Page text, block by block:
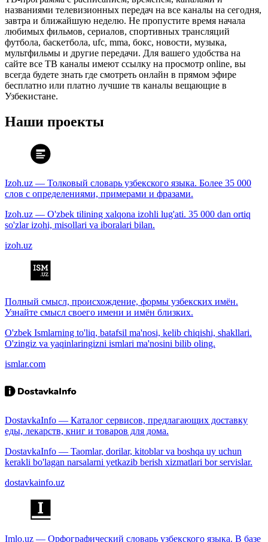
названиями телевизионных передач на все каналы на сегодня,
завтра и ближайшую неделю. Не пропустите время начала
любимых фильмов, сериалов, спортивных трансляций
футбола, баскетбола, ufc, mma, бокс, новости, музыка,
мультфильмы и другие передачи. Для вашего удобства на
сайте все ТВ каналы имеют ссылку на просмотр online, вы
всегда будете знать где смотреть онлайн в прямом эфире
бесплатно или платно лучшие тв каналы вещающие в
Узбекистане.
Наши проекты
Izoh.uz — Толковый словарь узбекского языка. Более 35 000
слов с определениями, примерами и фразами.
Izoh.uz — O'zbek tilining xalqona izohli lug'ati. 35 000 dan ortiq
so'zlar izohi, misollari va iboralari bilan.
izoh.uz
Полный смысл, происхождение, формы узбекских имён.
Узнайте смысл своего имени и имён близких.
O'zbek Ismlarning to'liq, batafsil ma'nosi, kelib chiqishi, shakllari.
O'zingiz va yaqinlaringizni ismlari ma'nosini bilib oling.
ismlar.com
DostavkaInfo — Каталог сервисов, предлагающих доставку
еды, лекарств, книг и товаров для дома.
DostavkaInfo — Taomlar, dorilar, kitoblar va boshqa uy uchun
kerakli bo'lagan narsalarni yetkazib berish xizmatlari bor servislar.
dostavkainfo.uz
Imlo.uz — Орфографический словарь узбекского языка. В базе